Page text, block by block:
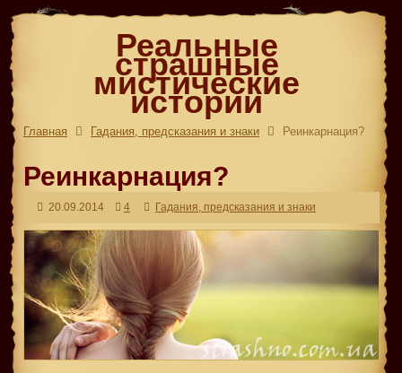
Реальные
страшные
мистические
истории
Главная Гадания, предсказания и знаки Реинкарнация?
Реинкарнация?
20.09.2014 4 Гадания, предсказания и знаки